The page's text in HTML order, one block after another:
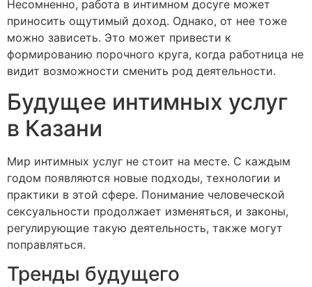
Несомненно, работа в интимном досуге может
приносить ощутимый доход. Однако, от нее тоже
можно зависеть. Это может привести к
формированию порочного круга, когда работница не
видит возможности сменить род деятельности.
Будущее интимных услуг
в Казани
Мир интимных услуг не стоит на месте. С каждым
годом появляются новые подходы, технологии и
практики в этой сфере. Понимание человеческой
сексуальности продолжает изменяться, и законы,
регулирующие такую деятельность, также могут
поправляться.
Тренды будущего